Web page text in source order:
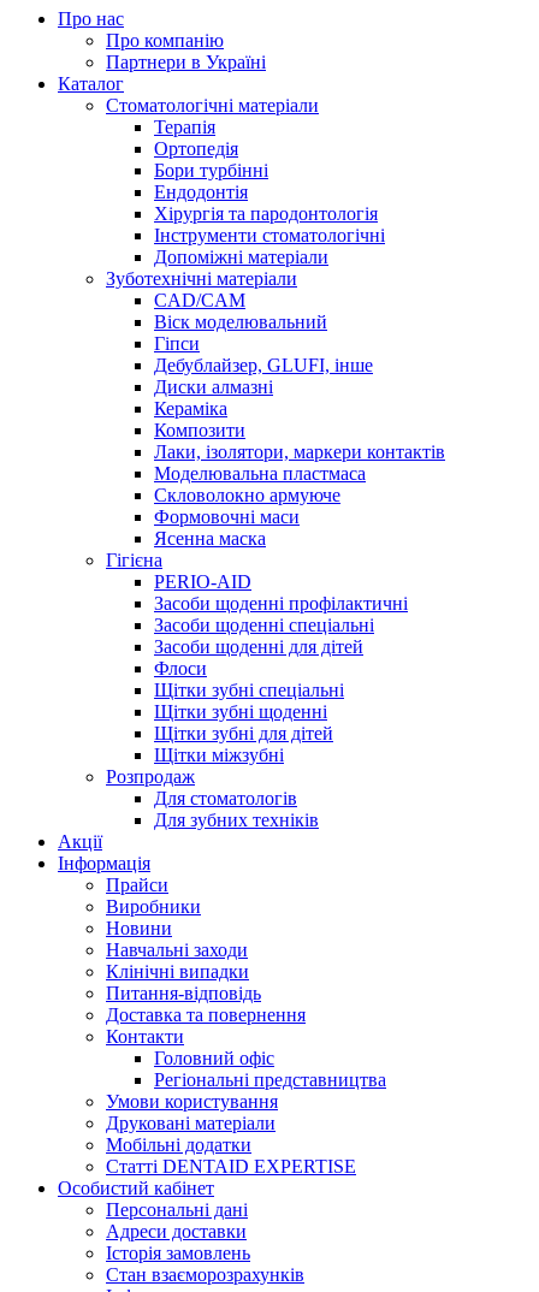
Про нас
Про компанію
Партнери в Україні
Каталог
Стоматологічні матеріали
Терапія
Ортопедія
Бори турбінні
Ендодонтія
Хірургія та пародонтологія
Інструменти стоматологічні
Допоміжні матеріали
Зуботехнічні матеріали
CAD/CAM
Віск моделювальний
Гіпси
Дебублайзер, GLUFI, інше
Диски алмазні
Кераміка
Композити
Лаки, ізолятори, маркери контактів
Моделювальна пластмаса
Скловолокно армуюче
Формовочні маси
Ясенна маска
Гігієна
PERIO-AID
Засоби щоденні профілактичні
Засоби щоденні спеціальні
Засоби щоденні для дітей
Флоси
Щітки зубні спеціальні
Щітки зубні щоденні
Щітки зубні для дітей
Щітки міжзубні
Розпродаж
Для стоматологів
Для зубних техніків
Акції
Інформація
Прайси
Виробники
Новини
Навчальні заходи
Клінічні випадки
Питання-відповідь
Доставка та повернення
Контакти
Головний офіс
Регіональні представництва
Умови користування
Друковані матеріали
Мобільні додатки
Статті DENTAID EXPERTISE
Особистий кабінет
Персональні дані
Адреси доставки
Історія замовлень
Стан взаєморозрахунків